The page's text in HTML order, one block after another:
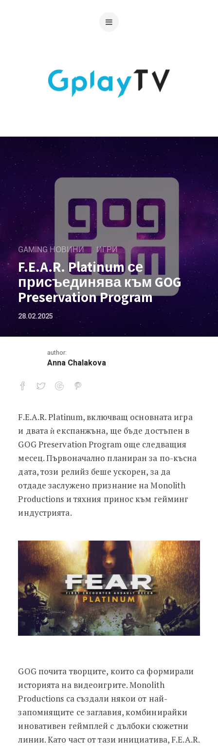
GAMING НОВИНИ ИГРИ
F.E.A.R. Platinum се
присъединява към GOG
Preservation Program
28.02.2025
author:
Anna Chalakova
F.E.A.R. Platinum се присъединява
F.E.A.R. Platinum, включващ основната игра
и двата ѝ експанжъна, ще бъде достъпен в
GOG Preservation Program още следващия
месец. Първоначално планиран за по-късна
дата, този релийз беше ускорен, за да
отдаде заслужено признание на Monolith
Productions и тяхния принос към гейминг
индустрията.
GOG почита творците, които са формирали
историята на видеоигрите. Monolith
Productions са създали някои от най-
запомнящите се заглавия, комбинирайки
иновативен геймплей с дълбоки сюжетни
линии. Като част от тази инициатива, F.E.A.R.